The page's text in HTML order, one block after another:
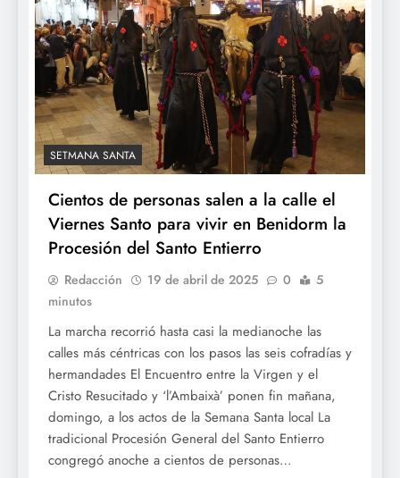
SETMANA SANTA
Cientos de personas salen a la calle el
Viernes Santo para vivir en Benidorm la
Procesión del Santo Entierro
Redacción 19 de abril de 2025 0
5
minutos
La marcha recorrió hasta casi la medianoche las
calles más céntricas con los pasos las seis cofradías y
hermandades El Encuentro entre la Virgen y el
Cristo Resucitado y ‘l’Ambaixà’ ponen fin mañana,
domingo, a los actos de la Semana Santa local La
tradicional Procesión General del Santo Entierro
congregó anoche a cientos de personas…